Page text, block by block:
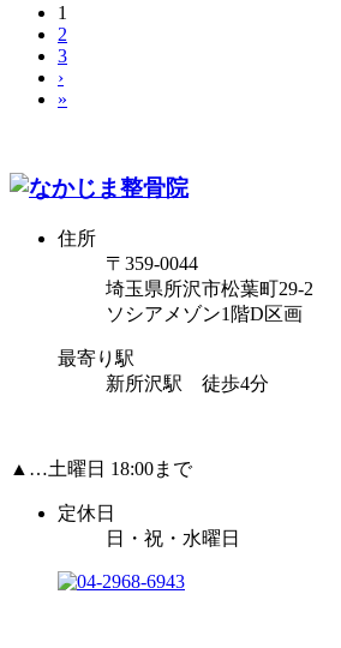
1
2
3
›
»
住所
〒359-0044
埼玉県所沢市松葉町29-2
ソシアメゾン1階D区画
最寄り駅
新所沢駅 徒歩4分
▲…土曜日 18:00まで
定休日
日・祝・水曜日